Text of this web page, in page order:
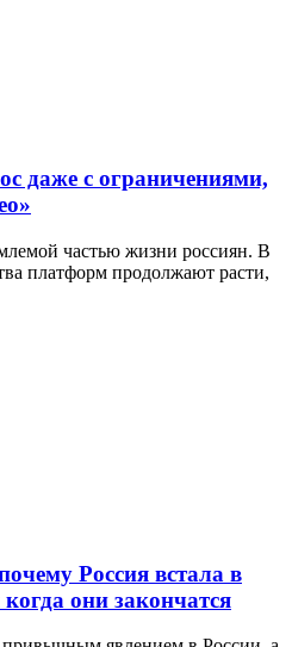
даже с ограничениями,
частью жизни россиян. В
платформ продолжают расти,
Россия встала в
они закончатся